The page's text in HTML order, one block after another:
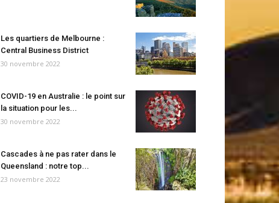
Les quartiers de Melbourne :
Central Business District
30 novembre 2022
COVID-19 en Australie : le point sur
la situation pour les...
30 novembre 2022
Cascades à ne pas rater dans le
Queensland : notre top...
23 novembre 2022